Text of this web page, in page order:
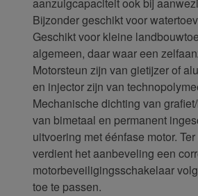
aanzuigcapaciteit ook bij
Bijzonder geschikt voor
Geschikt voor kleine
algemeen, daar waar een
Motorsteun zijn van gietijzer of
en injector zijn van
Mechanische dichting van
van bimetaal en permanent
uitvoering met éénfase motor.
verdient het aanbeveling een
motorbeveiligingsschakelaar
toe te passen.